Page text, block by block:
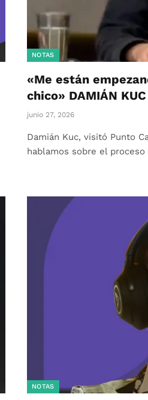
NOTAS
«Me están
chico» DAMIÁN KUC
junio 27, 2026
Damián Kuc, visitó Punto
hablamos sobre el
NOTAS